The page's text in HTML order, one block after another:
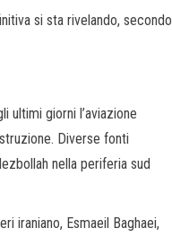
si sta rivelando, secondo
ultimi giorni l’aviazione
Diverse fonti
nella periferia sud
iraniano, Esmaeil Baghaei,